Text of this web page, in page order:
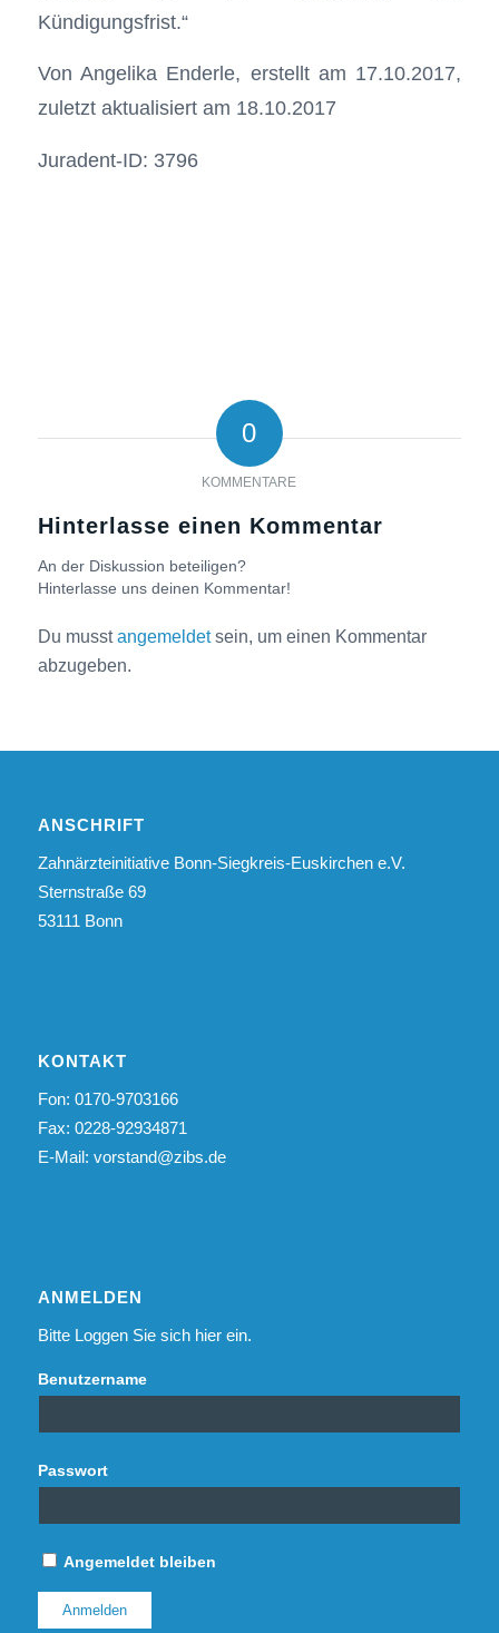
Kündigungsfrist.“
Von Angelika Enderle, erstellt am 17.10.2017,
zuletzt aktualisiert am 18.10.2017
Juradent-ID: 3796
0
KOMMENTARE
Hinterlasse einen Kommentar
An der Diskussion beteiligen?
Hinterlasse uns deinen Kommentar!
Du musstangemeldetsein, um einen Kommentar
abzugeben.
ANSCHRIFT
Zahnärzteinitiative Bonn-Siegkreis-Euskirchen e.V.
Sternstraße 69
53111 Bonn
KONTAKT
Fon: 0170-9703166
Fax: 0228-92934871
E-Mail: vorstand@zibs.de
ANMELDEN
Bitte Loggen Sie sich hier ein.
Benutzername
Passwort
Angemeldet bleiben